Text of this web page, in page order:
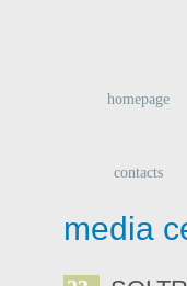
homepage
contacts
media